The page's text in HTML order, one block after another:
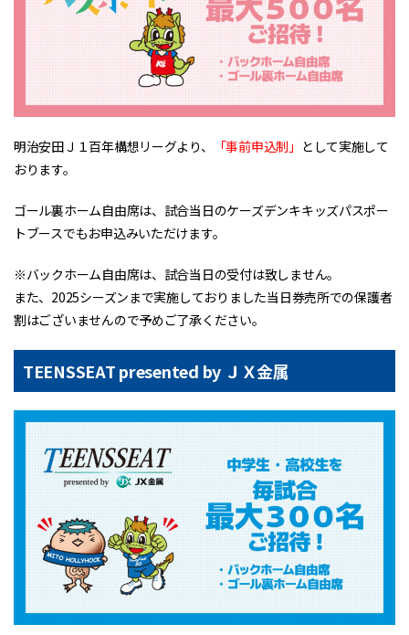
明治安田Ｊ１百年構想リーグより、 「事前申込制」 として実施して
おります。
ゴール裏ホーム自由席は、試合当日のケーズデンキキッズパスポー
トブースでもお申込みいただけます。
※バックホーム自由席は、試合当日の受付は致しません。
また、2025シーズンまで実施しておりました当日券売所での保護者
割はございませんので予めご了承ください。
TEENSSEAT presented by ＪＸ金属